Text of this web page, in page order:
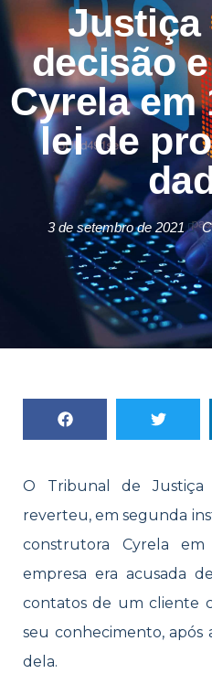
Justiça
decisão
Cyrela em
lei de
3 de setembro de 2021
O Tribunal de Justiça
reverteu, em segunda
construtora Cyrela
empresa era acusada
contatos de um cliente
seu conhecimento, após
dela.